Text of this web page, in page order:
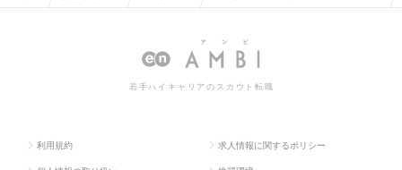
ン系）の転 あり／Mgrクラスの求人情報
若手ハイキャリアのスカウト転職
利用規約 求人情報に関するポリシー